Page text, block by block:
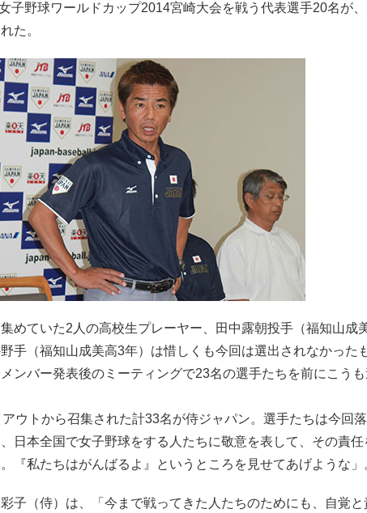
子野球ワールドカップ2014宮崎大会を戦う代表選手20名が
た。
めていた2人の高校生プレーヤー、田中露朝投手（福知山成
手（福知山成美高3年）は惜しくも今回は選出されなかった
ンバー発表後のミーティングで23名の選手たちを前にこう
アウトから召集された計33名が侍ジャパン。選手たちは今回
日本全国で女子野球をする人たちに敬意を表して、その責任
『私たちはがんばるよ』というところを見せてあげような」
子（侍）は、「今まで戦ってきた人たちのためにも、自覚と